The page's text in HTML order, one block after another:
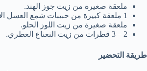
ملعقة صغيرة من زيت جوز الهند.
1 ملعقة كبيرة من حبيبات شمع العسل الأبيض.
ملعقة صغيرة من زيت اللوز الحلو.
2 – 3 قطرات من زيت النعناع العطري.
طريقة التحضير